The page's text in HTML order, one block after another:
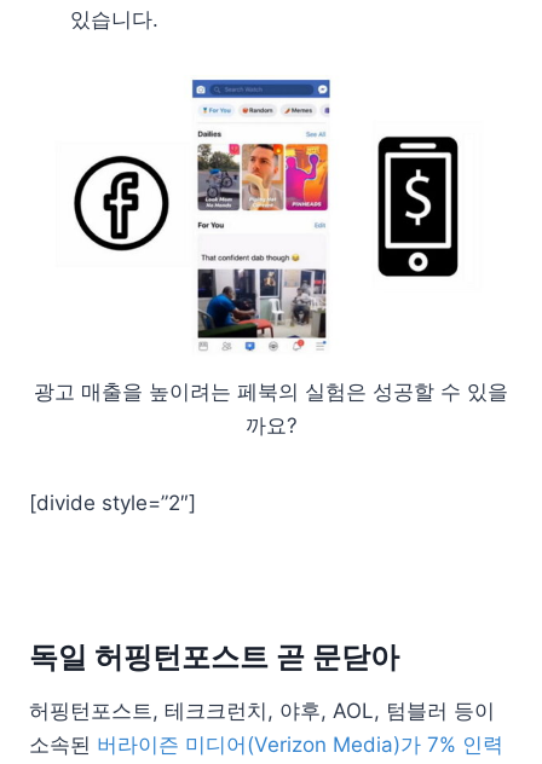
있습니다.
광고 매출을 높이려는 페북의 실험은 성공할 수 있을
까요?
[divide style=”2″]
독일 허핑턴포스트 곧 문닫아
허핑턴포스트, 테크크런치, 야후, AOL, 텀블러 등이
소속된 버라이즌 미디어(Verizon Media)가 7% 인력